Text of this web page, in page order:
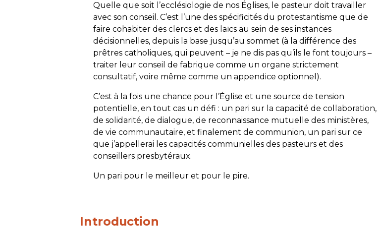
Quelle que soit l’ecclésiologie de nos Églises, le pasteur doit travailler
avec son conseil. C’est l’une des spécificités du protestantisme que de
faire cohabiter des clercs et des laïcs au sein de ses instances
décisionnelles, depuis la base jusqu’au sommet (à la différence des
prêtres catholiques, qui peuvent – je ne dis pas qu’ils le font toujours –
traiter leur conseil de fabrique comme un organe strictement
consultatif, voire même comme un appendice optionnel).
C’est à la fois une chance pour l’Église et une source de tension
potentielle, en tout cas un défi : un pari sur la capacité de collaboration,
de solidarité, de dialogue, de reconnaissance mutuelle des ministères,
de vie communautaire, et finalement de communion, un pari sur ce
que j’appellerai les capacités communielles des pasteurs et des
conseillers presbytéraux.
Un pari pour le meilleur et pour le pire.
Introduction